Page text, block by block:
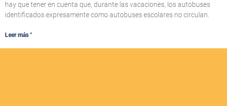
hay que tener en cuenta que, durante las vacaciones, los autobuses
identificados expresamente como autobuses escolares no circulan.
Leer más "